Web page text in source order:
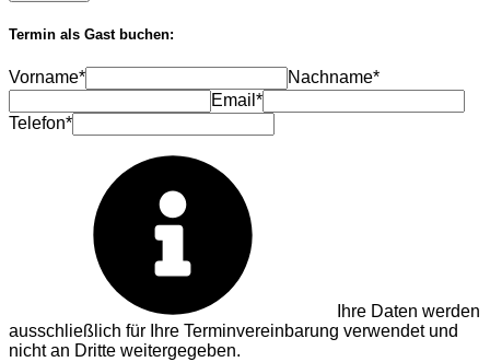
Termin als Gast buchen:
Vorname*
Nachname*
Email*
Telefon*
Ihre Daten werden
ausschließlich für Ihre Terminvereinbarung verwendet und
nicht an Dritte weitergegeben.